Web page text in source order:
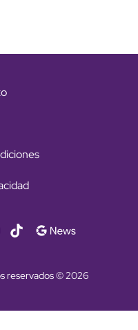
reservados © 2026